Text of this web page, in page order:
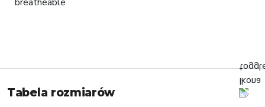
Tabela rozmiarów